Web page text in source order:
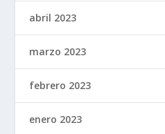
abril 2023
marzo 2023
febrero 2023
enero 2023